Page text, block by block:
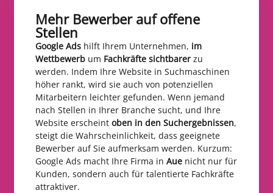
Mehr Bewerber auf offene
Stellen​
Google Ads hilft Ihrem Unternehmen, im
Wettbewerb um Fachkräfte sichtbarer zu
werden. Indem Ihre Website in Suchmaschinen
höher rankt, wird sie auch von potenziellen
Mitarbeitern leichter gefunden. Wenn jemand
nach Stellen in Ihrer Branche sucht, und Ihre
Website erscheint oben in den Suchergebnissen,
steigt die Wahrscheinlichkeit, dass geeignete
Bewerber auf Sie aufmerksam werden. Kurzum:
Google Ads macht Ihre Firma in Aue nicht nur für
Kunden, sondern auch für talentierte Fachkräfte
attraktiver.